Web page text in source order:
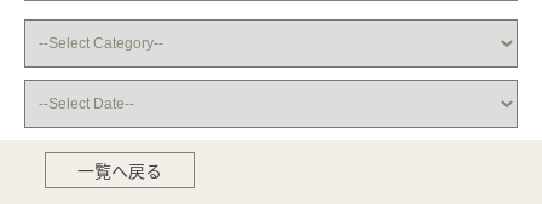
一覧へ戻る